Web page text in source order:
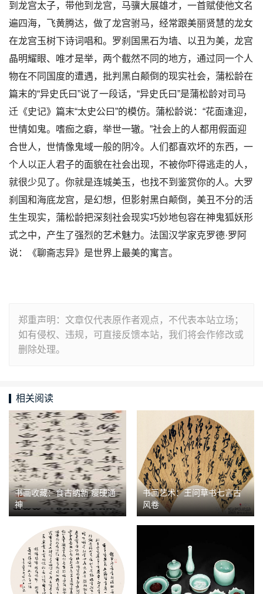
到龙宫太子，带他到龙宫，马骥大展雄才，一首赋使他文名
遍四海，飞黄腾达，做了龙宫驸马，经常跟美丽贤慧的龙女
在龙宫玉树下诗词唱和。罗刹国黑石为墙、以丑为美，龙宫
晶明耀眼、唯才是举，两个截然不同的地方，通过同一个人
物在不同国度的遭遇，批判黑白颠倒的现实社会，蒲松龄在
篇末的“异史氏曰”说了一段话，“异史氏曰”是蒲松龄对司马
迁《史记》篇末“太史公曰”的模仿。蒲松龄说：“花面逢迎，
世情如鬼。嗜痂之癖，举世一辙。”社会上的人都用假面迎
合世人，世情像鬼域一般的阴冷。人们都喜欢坏的东西，一
个人以正人君子的面貌在社会出现，不被你吓得逃走的人，
就很少见了。你就是连城美玉，也找不到鉴赏你的人。大罗
刹国和海底龙宫，是幻想，但影射黑白颠倒，美丑不分的活
生生现实，蒲松龄把深刻社会现实巧妙地包容在神鬼狐妖形
式之中，产生了强烈的艺术魅力。法国汉学家克罗德·罗阿
说：《聊斋志异》是世界上最美的寓言。
郑重声明：文章仅代表原作者观点，不代表本站立场；
如有侵权、违规，可直接反馈本站，我们将会作修改或
删除处理。
相关阅读
书画收藏：食古纳新 瘦硬通
神
书画艺术：王问草书七言古
风卷